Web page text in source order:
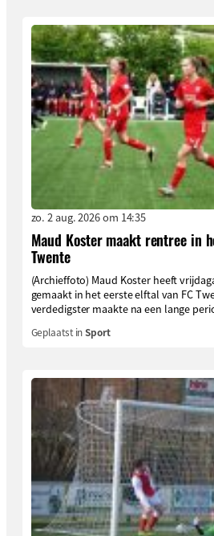
zo. 2 aug. 2026 om 14:35
Maud Koster maakt rentree in
Twente
(Archieffoto) Maud Koster heeft
gemaakt in het eerste elftal van FC
verdedigster maakte na een lange
Geplaatst inSport